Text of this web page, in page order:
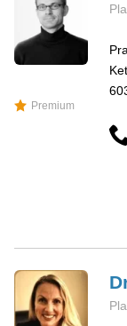
Premium